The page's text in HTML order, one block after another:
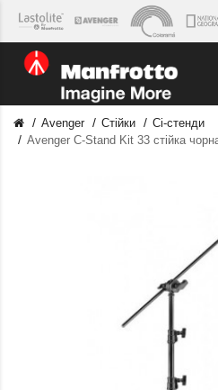
Avenger Стійки
Сі-стенди
Avenger C-Stand Kit 33 стійка